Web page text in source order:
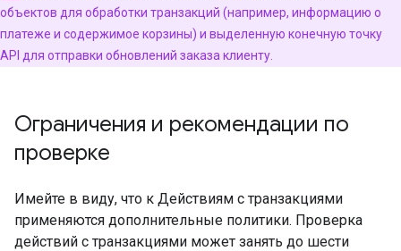
объектов для обработки транзакций (например, информацию о
платеже и содержимое корзины) и выделенную конечную точку
API для отправки обновлений заказа клиенту.
Ограничения и рекомендации по
проверке
Имейте в виду, что к Действиям с транзакциями
применяются дополнительные политики. Проверка
действий с транзакциями может занять до шести